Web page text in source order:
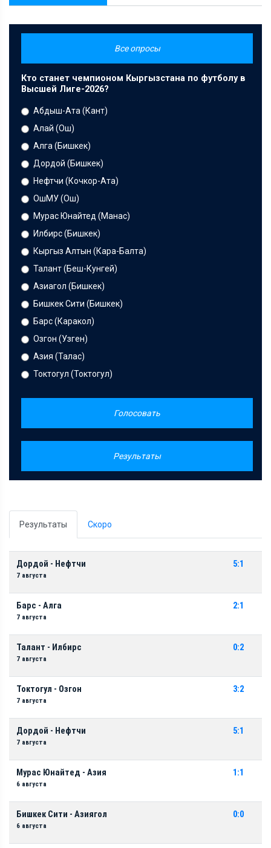
Все опросы
Кто станет чемпионом Кыргызстана по футболу в
Высшей Лиге-2026?
Абдыш-Ата (Кант)
Алай (Ош)
Алга (Бишкек)
Дордой (Бишкек)
Нефтчи (Кочкор-Ата)
ОшМУ (Ош)
Мурас Юнайтед (Манас)
Илбирс (Бишкек)
Кыргыз Алтын (Кара-Балта)
Талант (Беш-Кунгей)
Азиагол (Бишкек)
Бишкек Сити (Бишкек)
Барс (Каракол)
Озгон (Узген)
Азия (Талас)
Токтогул (Токтогул)
Голосовать
Результаты
Результаты Скоро
Дордой - Нефтчи
7 августа
5:1
Барс - Алга
7 августа
2:1
Талант - Илбирс
7 августа
0:2
Токтогул - Озгон
7 августа
3:2
Дордой - Нефтчи
7 августа
5:1
Мурас Юнайтед - Азия
6 августа
1:1
Бишкек Сити - Азиягол
6 августа
0:0